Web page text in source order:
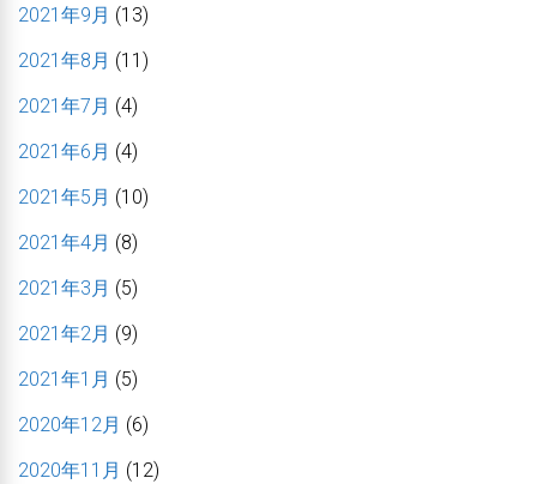
2021年9月 (13)
2021年8月 (11)
2021年7月 (4)
2021年6月 (4)
2021年5月 (10)
2021年4月 (8)
2021年3月 (5)
2021年2月 (9)
2021年1月 (5)
2020年12月 (6)
2020年11月 (12)